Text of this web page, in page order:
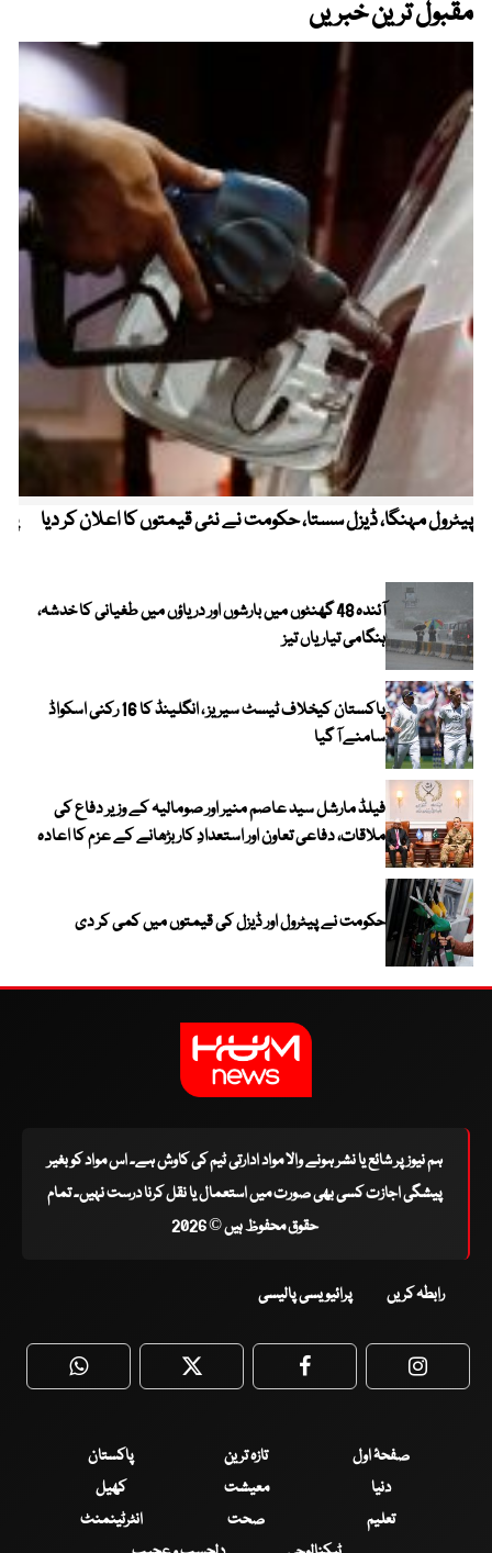
مقبول ترین خبریں
پیٹرول مہنگا، ڈیزل سستا، حکومت نے نئی قیمتوں کا اعلان کر دیا
آئندہ 48 گھنٹوں میں بارشوں اور دریاؤں میں طغیانی کا خدشہ،
ہنگامی تیاریاں تیز
پاکستان کیخلاف ٹیسٹ سیریز ، انگلینڈ کا 16 رکنی اسکواڈ
سامنے آ گیا
فیلڈ مارشل سید عاصم منیر اور صومالیہ کے وزیر دفاع کی
ملاقات، دفاعی تعاون اور استعدادِ کار بڑھانے کے عزم کا اعادہ
حکومت نے پیٹرول اور ڈیزل کی قیمتوں میں کمی کر دی
ہم نیوز پر شائع یا نشر ہونے والا مواد ادارتی ٹیم کی کاوش ہے۔ اس مواد کو بغیر
پیشگی اجازت کسی بھی صورت میں استعمال یا نقل کرنا درست نہیں۔ تمام
حقوق محفوظ ہیں © 2026
رابطہ کریں پرائیویسی پالیسی
WhatsApp Twitter Facebook
صفحۂ اول تازہ ترین
پاکستان
دنیا
معیشت
کھیل
تعلیم
صحت
انٹرٹینمنٹ